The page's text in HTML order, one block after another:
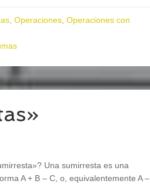
, Operaciones, Operaciones con
Una sumirresta es una
A + B – C, o, equivalentemente A –